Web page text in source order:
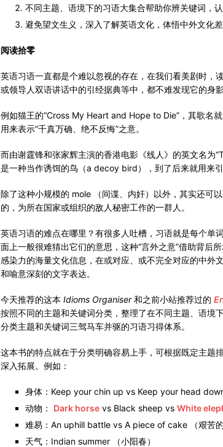
不同主题、语境下的习语大集合帮助你辨关键词，
避免望文生义，深入了解英语文化，体悟中外文化
阅读拾零
英语习语一直都是个难以忽视的存在，在我们看美剧时，
或领导人双语讲话中的引经据典等中，都不难发现它的身影
例如猫王的“Cross My Heart and Hope to Die”，其歌名
用来表示“千真万确、绝不反悔”之意。
而由谢霆锋和张家辉主演的香港电影《线人》的英文名为
是一种当作诱饵的鸟（a decoy bird），到了后来就用来引
除了这种小规模的 mole （间谍、内奸）以外，其实还可
的，为所在国家或组织的敌人秘密工作的一群人。
英语习语的难点在哪里？有很多人吐槽，习语就是每个单
面上一般很难猜出它们的意思，这种“言外之意”借助背后
感染力的海量文化信息，在或对应、或不完全对应的中外
和喻意深刻的文字表达。
今天推荐的这本 Idioms Organiser和之前小站推荐过的
按照不同的主题和关键词分类，整理了在不同主题、语境
分类主题和关键词三驾马车并驱的习语习得体系。
这本书的特点就在于分类明确容易上手，可根据既定主题
深入拓展。例如：
身体：Keep your chin up vs Keep your head
动物： Dark horse vs Black sheep vs White
难易：An uphill battle vs A piece of cake （艰苦的
天气：Indian summer （小阳春）